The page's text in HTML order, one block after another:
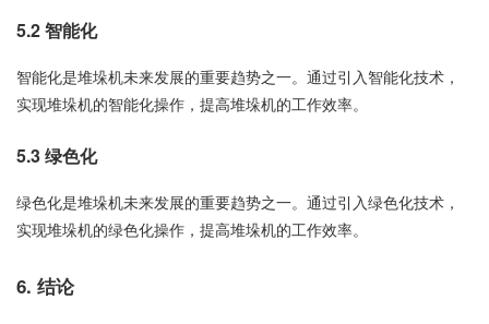
5.2 智能化
智能化是堆垛机未来发展的重要趋势之一。通过引入智能化技术，
实现堆垛机的智能化操作，提高堆垛机的工作效率。
5.3 绿色化
绿色化是堆垛机未来发展的重要趋势之一。通过引入绿色化技术，
实现堆垛机的绿色化操作，提高堆垛机的工作效率。
6. 结论